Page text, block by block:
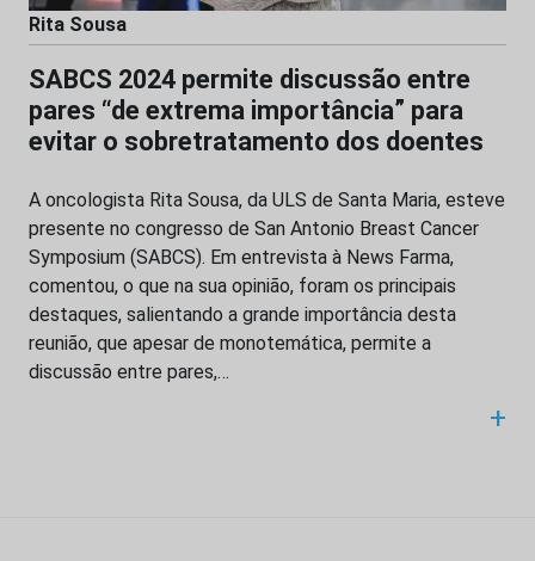
Rita Sousa
SABCS 2024 permite discussão entre
pares “de extrema importância” para
evitar o sobretratamento dos doentes
A oncologista Rita Sousa, da ULS de Santa Maria, esteve
presente no congresso de San Antonio Breast Cancer
Symposium (SABCS). Em entrevista à News Farma,
comentou, o que na sua opinião, foram os principais
destaques, salientando a grande importância desta
reunião, que apesar de monotemática, permite a
discussão entre pares,…
+